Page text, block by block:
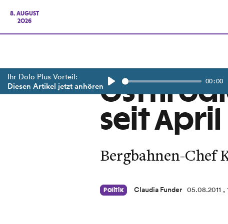
8. AUGUST
2026
Ihr Dolo Plus Vorteil:
Diesen Artikel jetzt anhören
Play
00:00
seit April
Bergbahnen-Chef
Politik Claudia Funder 05.08.2011 ,